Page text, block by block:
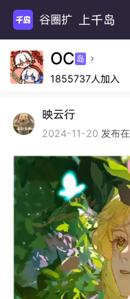
谷 上千岛
OC 岛 
1855737人加入
映云行
2024-11-20 发布在